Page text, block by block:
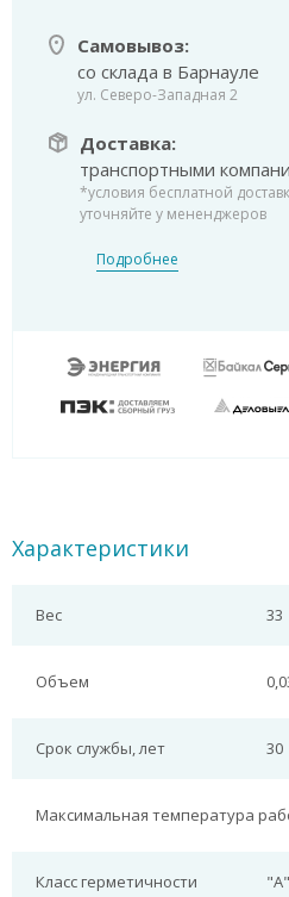
Самовывоз:
со склада в Барнауле
ул. Северо-Западная 2
Доставка:
транспортными
*условия бесплатной
уточняйте у мененджеров
Подробнее
Характеристики
Вес 33
Объем
Срок службы, лет 30
Максимальная температура
Класс герметичности